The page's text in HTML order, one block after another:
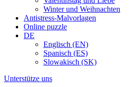
Winter und Weihnachten
Antistress-Malvorlagen
Online puzzle
DE
Englisch (EN)
Spanisch (ES)
Slowakisch (SK)
Unterstütze uns